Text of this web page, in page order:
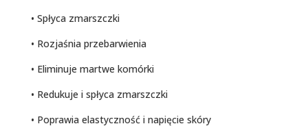
• Spłyca zmarszczki
• Rozjaśnia przebarwienia
• Eliminuje martwe komórki
• Redukuje i spłyca zmarszczki
• Poprawia elastyczność i napięcie skóry